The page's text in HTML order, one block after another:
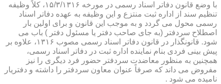
با وضع قانون دفاتر اسناد رسمی در مورخه ۱۵/۳/۱۳۱۶، كلاً وظیفه
تنظیم سند از اداره ثبت منتزع و این وظیفه به عهده دفاتر اسناد
رسمی محول می گردد و به موجب این قانون و برای اولین بار
اصطلاح سردفتر (به جای صاحب دفتر یا مسئول دفتر ) باب می
شود. قانونگذار در قانون دفاتر اسناد رسمی مصوب ۱۳۱۶، علاوه بر
پیش بینی فردی بنام نماینده اداره ثبت در دفاتر اسناد رسمی،
همچنین به منظور معاضدت سردفتر حضور فرد دیگری را نیز
مفروض می داند كه صرفاً عنوان معاون سردفتر را داشته و دفتریار
نامیده می شود .